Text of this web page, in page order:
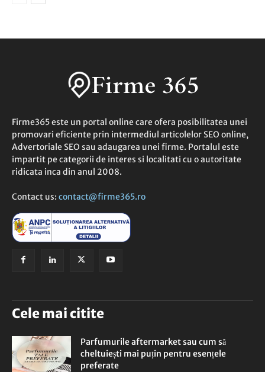
Firme365 este un portal online care ofera posibilitatea unei
promovari eficiente prin intermediul articolelor SEO online,
Advertoriale SEO sau adaugarea unei firme. Portalul este
impartit pe categorii de interes si localitati cu o autoritate
ridicata inca din anul 2008.
Contact us: contact@firme365.ro
Cele mai citite
Parfumurile aftermarket sau cum să
cheltuiești mai puțin pentru esențele
preferate